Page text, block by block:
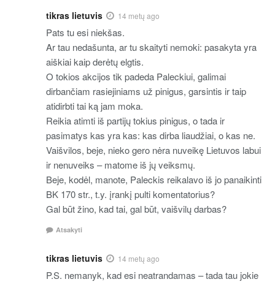
tikras lietuvis 14 metų ago
Pats tu esi niekšas.
Ar tau nedašunta, ar tu skaityti nemoki: pasakyta yra
aiškiai kaip derėtų elgtis.
O tokios akcijos tik padeda Paleckiui, galimai
dirbančiam rasiejiniams už pinigus, garsintis ir taip
atidirbti tai ką jam moka.
Reikia atimti iš partijų tokius pinigus, o tada ir
pasimatys kas yra kas: kas dirba liaudžiai, o kas ne.
Vaišvilos, beje, nieko gero nėra nuveikę Lietuvos labui
ir nenuveiks – matome iš jų veiksmų.
Beje, kodėl, manote, Paleckis reikalavo iš jo panaikinti
BK 170 str., t.y. įrankį pulti komentatorius?
Gal būt žino, kad tai, gal būt, vaišvilų darbas?
Atsakyti
tikras lietuvis 14 metų ago
P.S. nemanyk, kad esi neatrandamas – tada tau jokie